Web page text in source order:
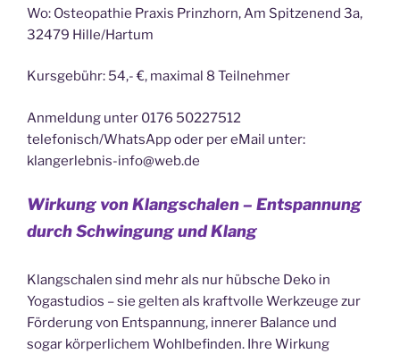
Wo: Osteopathie Praxis Prinzhorn, Am Spitzenend 3a,
32479 Hille/Hartum
Kursgebühr: 54,- €, maximal 8 Teilnehmer
Anmeldung unter 0176 50227512
telefonisch/WhatsApp oder per eMail unter:
klangerlebnis-info@web.de
Wirkung von Klangschalen – Entspannung
durch Schwingung und Klang
Klangschalen sind mehr als nur hübsche Deko in
Yogastudios – sie gelten als kraftvolle Werkzeuge zur
Förderung von Entspannung, innerer Balance und
sogar körperlichem Wohlbefinden. Ihre Wirkung